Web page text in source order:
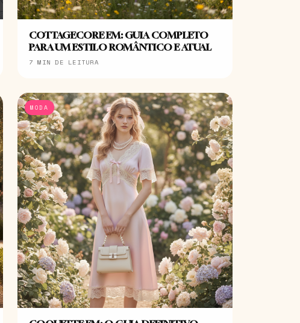
COTTAGECORE EM: GUIA COMPLETO
PARA UM ESTILO ROMÂNTICO E ATUAL
7 MIN DE LEITURA
MODA